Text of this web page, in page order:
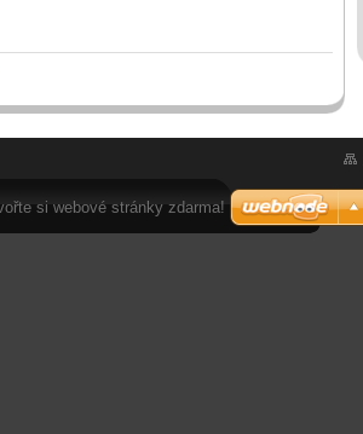
si webové stránky zdarma!